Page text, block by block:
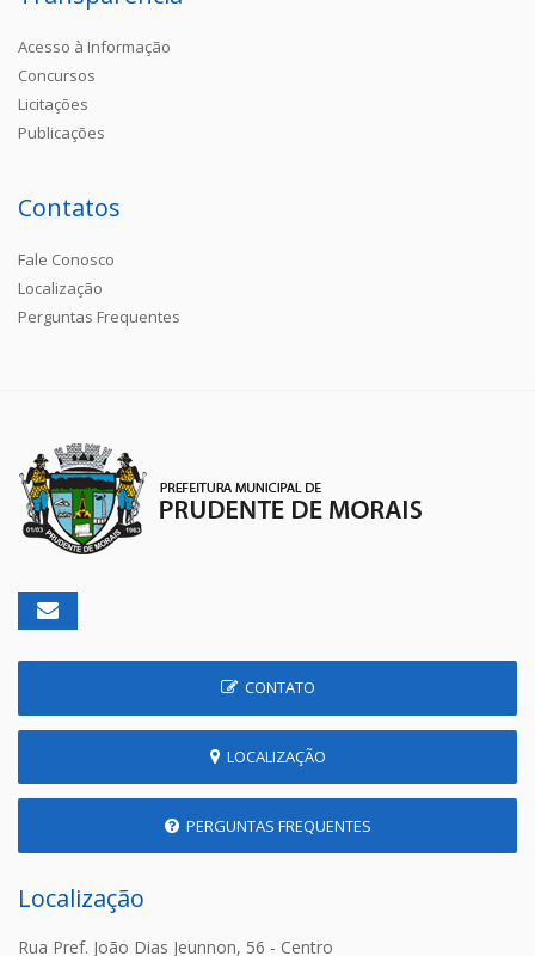
Acesso à Informação
Concursos
Licitações
Publicações
Contatos
Fale Conosco
Localização
Perguntas Frequentes
CONTATO
LOCALIZAÇÃO
PERGUNTAS FREQUENTES
Localização
Rua Pref. João Dias Jeunnon, 56 - Centro